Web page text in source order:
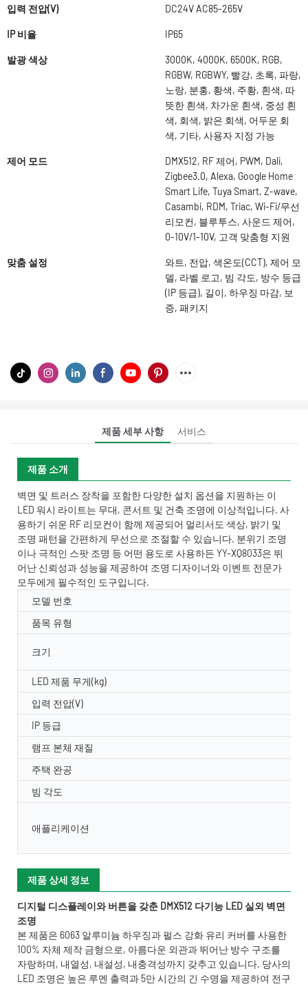
입력 전압(V) DC24V AC85-265V
IP 비율 IP65
발광 색상
3000K, 4000K, 6500K, RGB,
RGBW, RGBWY, 빨강, 초록, 파랑,
노랑, 분홍, 황색, 주황, 흰색, 따
뜻한 흰색, 차가운 흰색, 중성 흰
색, 회색, 밝은 회색, 어두운 회
색, 기타, 사용자 지정 가능
제어 모드
DMX512, RF 제어, PWM, Dali,
Zigbee3.0, Alexa, Google Home
Smart Life, Tuya Smart, Z-wave,
Casambi, RDM, Triac, Wi-Fi/무선
리모컨, 블루투스, 사운드 제어,
0-10V/1-10V, 고객 맞춤형 지원
맞춤 설정
와트, 전압, 색온도(CCT), 제어 모
델, 라벨 로고, 빔 각도, 방수 등급
(IP 등급), 길이, 하우징 마감, 보
증, 패키지
제품 세부 사항 서비스
제품 소개
벽면 및 트러스 장착을 포함한 다양한 설치 옵션을 지원하는 이
LED 워시 라이트는 무대, 콘서트 및 건축 조명에 이상적입니다. 사
용하기 쉬운 RF 리모컨이 함께 제공되어 멀리서도 색상, 밝기 및
조명 패턴을 간편하게 무선으로 조절할 수 있습니다. 분위기 조명
이나 극적인 스팟 조명 등 어떤 용도로 사용하든 YY-XQ8033은 뛰
어난 신뢰성과 성능을 제공하여 조명 디자이너와 이벤트 전문가
모두에게 필수적인 도구입니다.
모델 번호
품목 유형
크기
LED 제품 무게(kg)
입력 전압(V)
IP 등급
램프 본체 재질
주택 완공
빔 각도
애플리케이션
제품 상세 정보
디지털 디스플레이와 버튼을 갖춘 DMX512 다기능 LED 실외 벽면
조명
본 제품은 6063 알루미늄 하우징과 펄스 강화 유리 커버를 사용한
100% 자체 제작 금형으로, 아름다운 외관과 뛰어난 방수 구조를
자랑하며, 내열성, 내설성, 내충격성까지 갖추고 있습니다. 당사의
LED 조명은 높은 루멘 출력과 5만 시간의 긴 수명을 제공하여 전구